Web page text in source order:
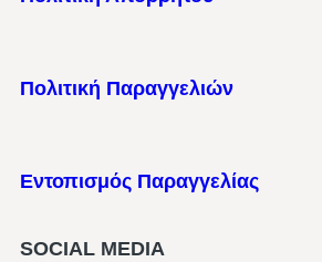
Πολιτική Παραγγελιών
Εντοπισμός Παραγγελίας
SOCIAL MEDIA